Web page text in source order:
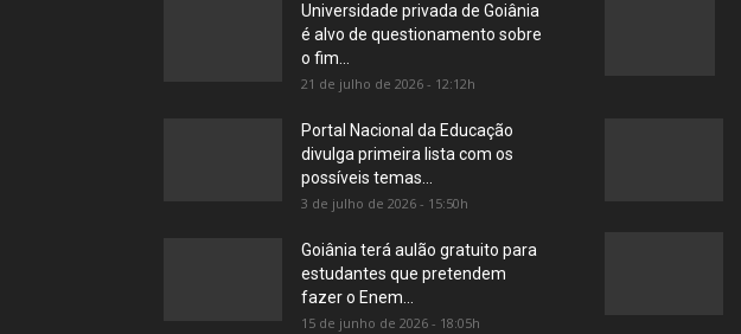
Universidade privada de Goiânia
é alvo de questionamento sobre
o fim...
21 de julho de 2026 - 12:12h
Portal Nacional da Educação
divulga primeira lista com os
possíveis temas...
3 de julho de 2026 - 15:50h
Goiânia terá aulão gratuito para
estudantes que pretendem
fazer o Enem...
15 de junho de 2026 - 18:05h